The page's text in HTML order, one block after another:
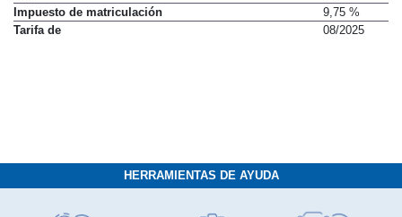
IVA
21 %
Impuesto de matriculación
9,75 %
HERRAMIENTAS DE AYUDA